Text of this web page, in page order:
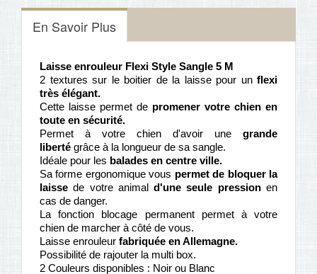
En Savoir Plus
Laisse enrouleur Flexi Style Sangle 5 M
2 textures sur le boitier de la laisse pour un flexi
très élégant.
Cette laisse permet de promener votre chien en
toute en sécurité.
Permet à votre chien d'avoir une grande
liberté grâce à la longueur de sa sangle.
Idéale pour les balades en centre ville.
Sa forme ergonomique vous permet de bloquer la
laisse de votre animald'une seule pressionen
cas de danger.
La fonction blocage permanent permet à votre
chien de marcher à côté de vous.
Laisse enrouleur fabriquée en Allemagne.
Possibilité de rajouter la multi box.
2 Couleurs disponibles : Noir ou Blanc